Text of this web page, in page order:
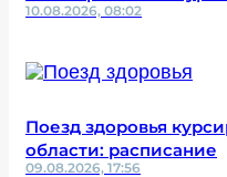
10.08.2026, 08:02
Поезд здоровья
области: расписание
09.08.2026, 17:56